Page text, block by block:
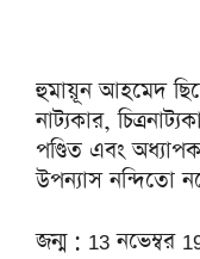
হুমায়ূন আহমেদ
নাট্যকার,
পণ্ডিত এবং
উপন্যাস নন্দিতো
জন্ম : 13 নভেম্বর